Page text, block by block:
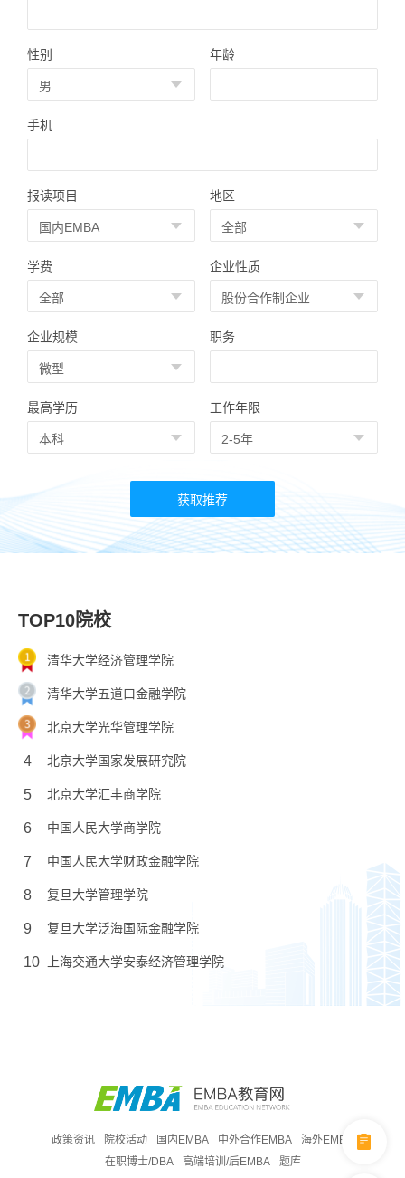
性别 年龄
手机
报读项目 地区
学费 企业性质
企业规模 职务
最高学历 工作年限
TOP10院校
清华大学经济管理学院
清华大学五道口金融学院
北京大学光华管理学院
4 北京大学国家发展研究院
5 北京大学汇丰商学院
6 中国人民大学商学院
7 中国人民大学财政金融学院
8 复旦大学管理学院
9 复旦大学泛海国际金融学院
10 上海交通大学安泰经济管理学院
政策资讯 院校活动 国内EMBA 中外合作EMBA
海外EMBA
在职博士/DBA
高端培训/后EMBA 题库